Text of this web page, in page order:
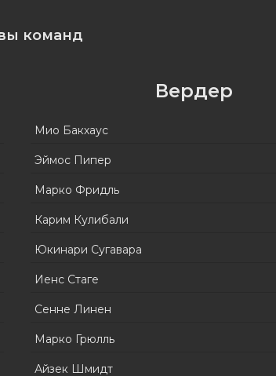
команд
Вердер
Мио Бакхаус
Эймос Пипер
Марко Фридль
Карим Кулибали
Юкинари Сугавара
Иенс Стаге
Сенне Линен
Марко Грюлль
Айзек Шмидт